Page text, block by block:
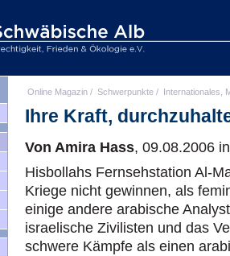
Online Magazin / Schwerpunkte / Internationales,
Ihre Kraft,
Von Amira Hass, 09.08.2006
Hisbollahs Fernsehstation Al-
Kriege nicht gewinnen, als
einige andere arabische
israelische Zivilisten und das
schwere Kämpfe als einen